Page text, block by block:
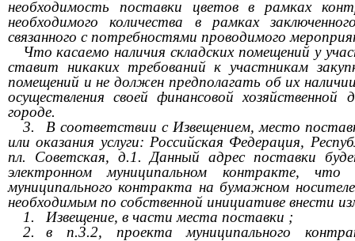
необходимость поставки цветов в рамках
необходимого количества в рамках
связанного с потребностями проводимого
Что касаемо наличия складских помещений у
ставит никаких требований к участникам
помещений и не должен предполагать об их
осуществления своей финансовой
городе.
3.
В соответствии с Извещением, место
или оказания услуги: Российская Федерация,
пл. Советская, д.1. Данный адрес поставки
электронном муниципальном контракте,
муниципального контракта на бумажном
необходимым по собственной инициативе внести
1.
Извещение, в части места поставки ;
2.
в п.3.2, проекта муниципального